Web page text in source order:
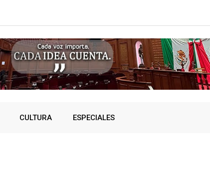
ATLÉTICO MORELIA-UMSNH
CULTURA ESPECIALES